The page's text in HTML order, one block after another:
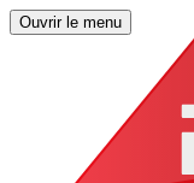
Ouvrir le menu